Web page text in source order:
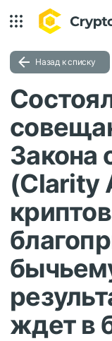
Назад к списку
Закона
(Clarity
ждет в